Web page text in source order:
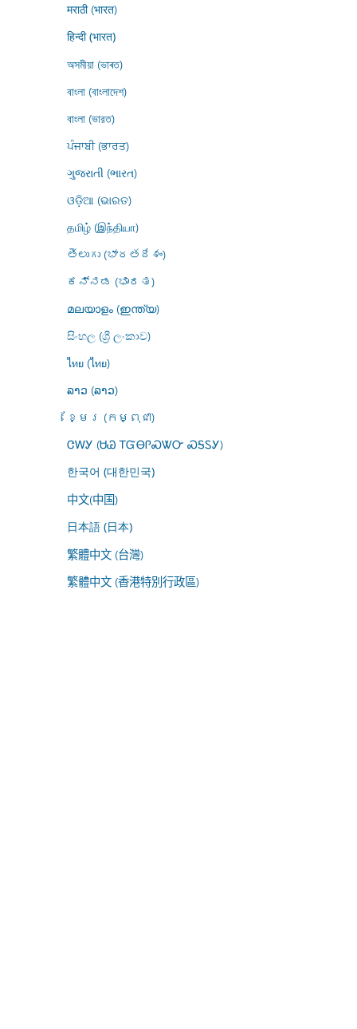
मराठी (भारत)
हिन्दी (भारत)
অসমীয়া (ভাৰত)
বাংলা (বাংলাদেশ)
বাংলা (ভারত)
ਪੰਜਾਬੀ (ਭਾਰਤ)
ગુજરાતી (ભારત)
ଓଡ଼ିଆ (ଭାରତ)
தமிழ் (இந்தியா)
తెలుగు (భారతదేశం)
ಕನ್ನಡ (ಭಾರತ)
മലയാളം (ഇന്ത്യ)
සිංහල (ශ්‍රී ලංකාව)
ไทย (ไทย)
ລາວ (ລາວ)
ខ្មែរ (កម្ពុជា)
ᏣᎳᎩ (ᏌᏊ ᎢᏳᎾᎵᏍᏔᏅ ᏍᎦᏚᎩ)
한국어 (대한민국)
中文(中国)
日本語 (日本)
繁體中文 (台灣)
繁體中文 (香港特別行政區)